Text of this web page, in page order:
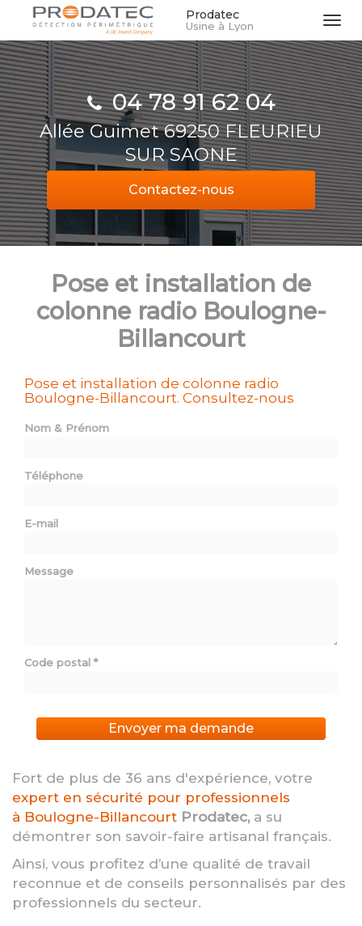
Aller
contenu
principal
Prodatec
Usine à Lyon
04 78 91 62 04
Allée Guimet 69250 FLEURIEU
SUR SAONE
Contactez-nous
Pose et installation de
colonne radio Boulogne-
Billancourt
Pose et installation de colonne radio
Boulogne-Billancourt. Consultez-nous
Nom & Prénom
Téléphone
E-mail
Message
Code postal *
Envoyer ma demande
Fort de plus de 36 ans d'expérience, votre
expert en sécurité pour professionnels
à Boulogne-Billancourt Prodatec, a su
démontrer son savoir-faire artisanal français.
Ainsi, vous profitez d’une qualité de travail
reconnue et de conseils personnalisés par des
professionnels du secteur.